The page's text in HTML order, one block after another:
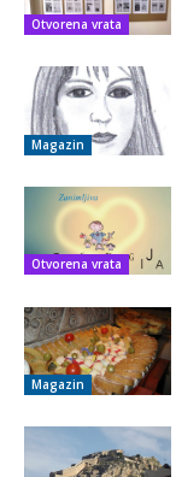
Otvorena vrata
Magazin
Otvorena vrata
Magazin